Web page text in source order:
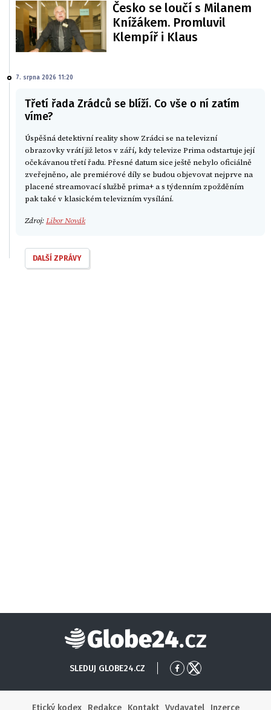
Česko se loučí s Milanem
Knížákem. Promluvil
Klempíř i Klaus
7. srpna 2026 11:20
Třetí řada Zrádců se blíží. Co vše o ní zatím
víme?
Úspěšná detektivní reality show Zrádci se na televizní
obrazovky vrátí již letos v září, kdy televize Prima odstartuje její
očekávanou třetí řadu. Přesné datum sice ještě nebylo oficiálně
zveřejněno, ale premiérové díly se budou objevovat nejprve na
placené streamovací službě prima+ a s týdenním zpožděním
pak také v klasickém televizním vysílání.
Zdroj:Libor Novák
DALŠÍ ZPRÁVY
Globe24
SLEDUJ GLOBE24.CZ
Přejít
Facebook
Přejít
X
Etický kodex
Redakce Kontakt Vydavatel Inzerce